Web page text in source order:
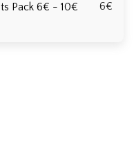
Pack 6€ - 10€ 6€